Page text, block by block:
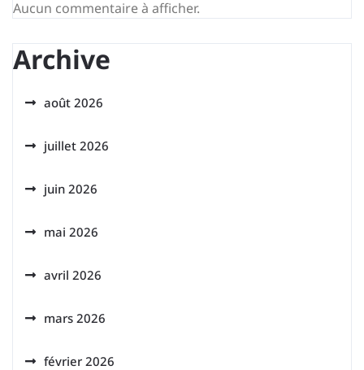
Aucun commentaire à afficher.
Archive
août 2026
juillet 2026
juin 2026
mai 2026
avril 2026
mars 2026
février 2026